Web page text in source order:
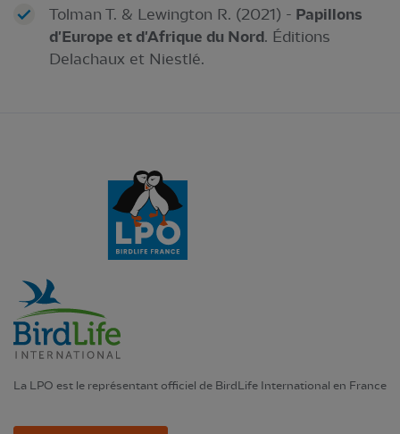
Tolman T. & Lewington R. (2021) - Papillons
d'Europe et d'Afrique du Nord. Éditions
Delachaux et Niestlé.
La LPO est le représentant officiel de BirdLife International en France